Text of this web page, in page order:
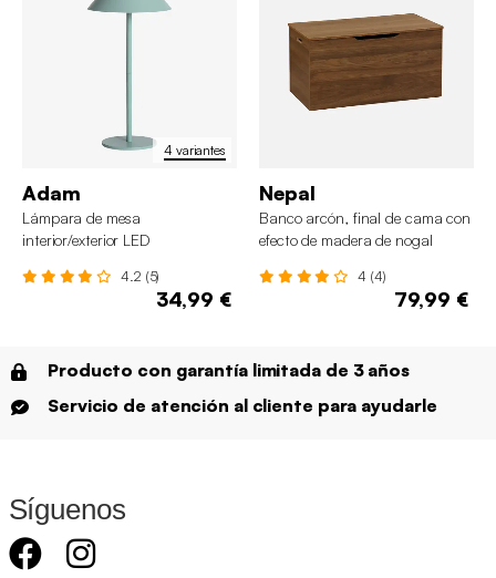
4 variantes
Adam
Lámpara de mesa
interior/exterior LED
4.2 (5)
34,99 €
Nepal
Banco arcón, final de cama con
efecto de madera de nogal
4 (4)
79,99 €
Producto con garantía limitada de 3 años
Servicio de atención al cliente para ayudarle
Síguenos